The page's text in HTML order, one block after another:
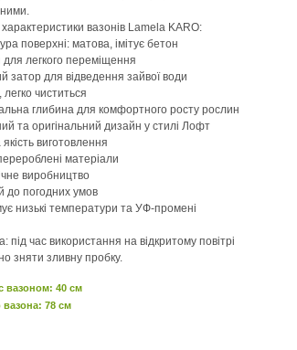
вазонів Lamela KARO:
поверхні: матова, імітує бетон
для легкого переміщення
затор для відведення зайвої води
легко чиститься
глибина для комфортного росту рослин
та оригінальний дизайн у стилі Лофт
виготовлення
матеріали
виробництво
до погодних умов
низькі температури та УФ-промені
під час використання на відкритому повітрі
зняти зливну пробку.
вазоном: 40 см
вазона: 78 см